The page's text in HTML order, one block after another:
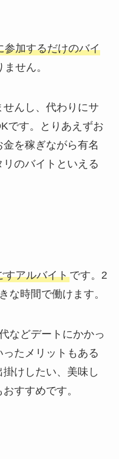
参加するだけのバイ
せん。
んし、代わりにサ
です。とりあえずお
を稼ぎながら有名
のバイトといえる
すアルバイトです。2
な時間で働けます。
などデートにかかっ
たメリットもある
けしたい、美味し
すすめです。